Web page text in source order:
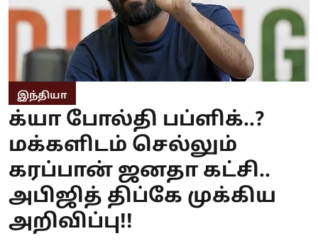
இந்தியா
க்யா போல்தி பப்ளிக்..?
மக்களிடம் செல்லும்
கரப்பான் ஜனதா கட்சி..
அபிஜித் திப்கே முக்கிய
அறிவிப்பு!!